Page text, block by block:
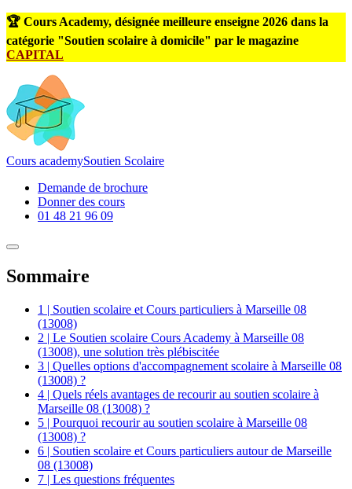
🏆 Cours Academy, désignée meilleure enseigne 2026 dans la
catégorie "Soutien scolaire à domicile" par le magazine
CAPITAL
Cours academySoutien Scolaire
Demande de brochure
Donner des cours
01 48 21 96 09
Sommaire
1 | Soutien scolaire et Cours particuliers à Marseille 08
(13008)
2 | Le Soutien scolaire Cours Academy à Marseille 08
(13008), une solution très plébiscitée
3 | Quelles options d'accompagnement scolaire à Marseille 08
(13008) ?
4 | Quels réels avantages de recourir au soutien scolaire à
Marseille 08 (13008) ?
5 | Pourquoi recourir au soutien scolaire à Marseille 08
(13008) ?
6 | Soutien scolaire et Cours particuliers autour de Marseille
08 (13008)
7 | Les questions fréquentes